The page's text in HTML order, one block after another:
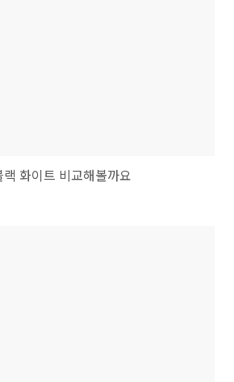
화이트 비교해볼까요